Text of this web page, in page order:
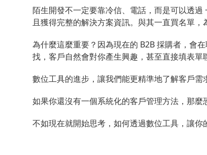
陌生開發不一定要靠冷信、電話，而是可以透過
且獲得完整的解決方案資訊。與其一直買名單
為什麼這麼重要？因為現在的 B2B 採購者，會
找，客戶自然會對你產生興趣，甚至直接填表單
數位工具的進步，讓我們能更精準地了解客戶需
如果你還沒有一個系統化的客戶管理方法，那麼
不如現在就開始思考，如何透過數位工具，讓你